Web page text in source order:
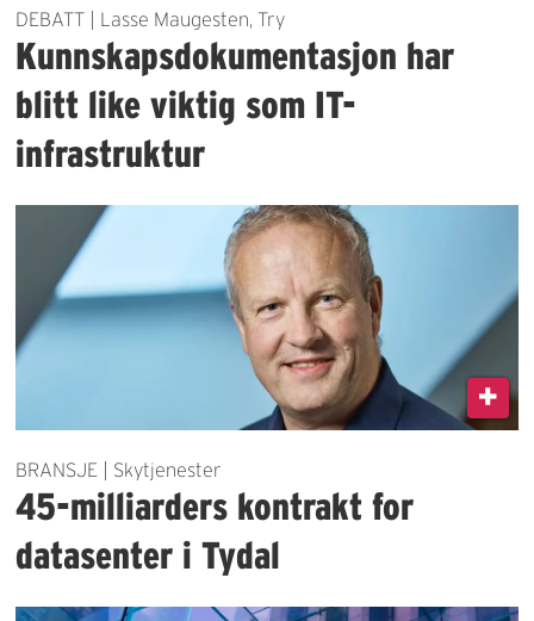
DEBATT | Lasse Maugesten, Try
Kunnskapsdokumentasjon har
blitt like viktig som IT-
infrastruktur
BRANSJE | Skytjenester
45-milliarders kontrakt for
datasenter i Tydal